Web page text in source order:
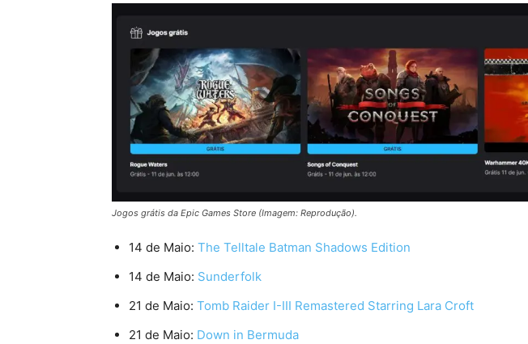
Jogos grátis da Epic Games Store (Imagem: Reprodução).
14 de Maio: The Telltale Batman Shadows Edition
14 de Maio: Sunderfolk
21 de Maio: Tomb Raider I-III Remastered Starring Lara Croft
21 de Maio: Down in Bermuda